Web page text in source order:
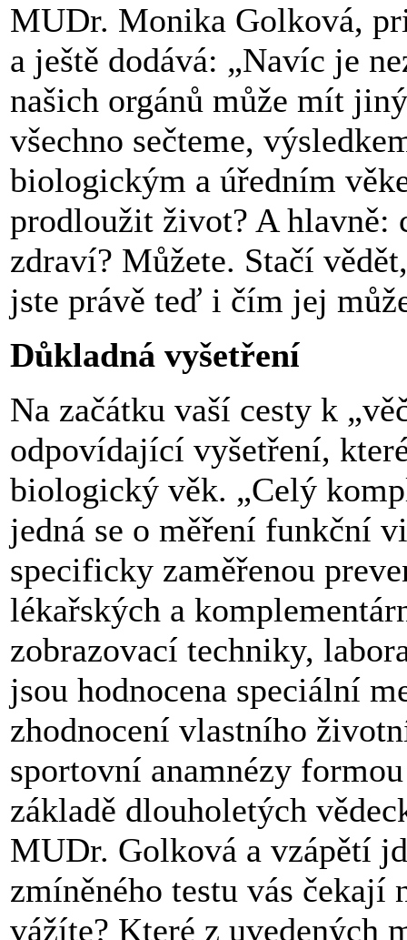
MUDr. Monika Golková,
a ještě dodává: „Navíc je
našich orgánů může mít
všechno sečteme,
biologickým a úředním
prodloužit život? A hlavně:
zdraví? Můžete. Stačí
jste právě teď i čím jej
Důkladná vyšetření
Na začátku vaší cesty k
odpovídající vyšetření,
biologický věk. „Celý
jedná se o měření funkční
specificky zaměřenou
lékařských a
zobrazovací techniky,
jsou hodnocena speciální
zhodnocení vlastního
sportovní anamnézy
základě dlouholetých
MUDr. Golková a vzápětí
zmíněného testu vás
vážíte? Které z uvedených